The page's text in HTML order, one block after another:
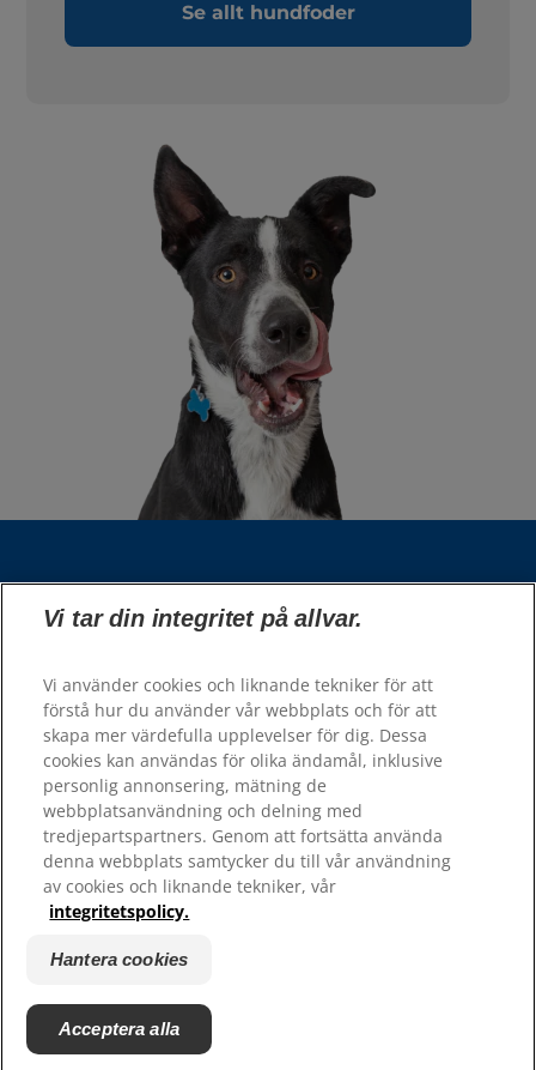
Se allt hundfoder
Hill’s Vet
Karriär
Resurser
Kontakta oss
Webbplatskarta
Hill's 100% Nöjdhetsgaranti - konsumenter
Vi tar din integritet på allvar.
Vi använder cookies och liknande tekniker för att
förstå hur du använder vår webbplats och för att
skapa mer värdefulla upplevelser för dig. Dessa
cookies kan användas för olika ändamål, inklusive
personlig annonsering, mätning de
webbplatsanvändning och delning med
tredjepartspartners. Genom att fortsätta använda
denna webbplats samtycker du till vår användning
av cookies och liknande tekniker, vår
integritetspolicy.
Hantera cookies
Acceptera alla